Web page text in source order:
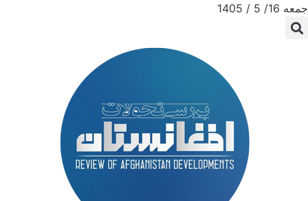
جمعه 16/ 5 / 1405